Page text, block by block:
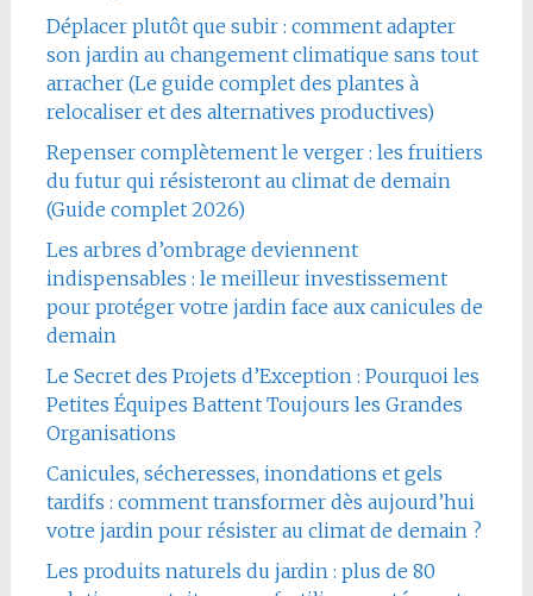
Déplacer plutôt que subir : comment adapter
son jardin au changement climatique sans tout
arracher (Le guide complet des plantes à
relocaliser et des alternatives productives)
Repenser complètement le verger : les fruitiers
du futur qui résisteront au climat de demain
(Guide complet 2026)
Les arbres d’ombrage deviennent
indispensables : le meilleur investissement
pour protéger votre jardin face aux canicules de
demain
Le Secret des Projets d’Exception : Pourquoi les
Petites Équipes Battent Toujours les Grandes
Organisations
Canicules, sécheresses, inondations et gels
tardifs : comment transformer dès aujourd’hui
votre jardin pour résister au climat de demain ?
Les produits naturels du jardin : plus de 80